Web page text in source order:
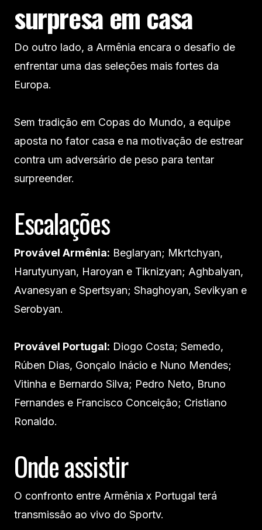
surpresa em casa
Do outro lado, a Armênia encara o desafio de
enfrentar uma das seleções mais fortes da
Europa.
Sem tradição em Copas do Mundo, a equipe
aposta no fator casa e na motivação de estrear
contra um adversário de peso para tentar
surpreender.
Escalações
Provável Armênia: Beglaryan; Mkrtchyan,
Harutyunyan, Haroyan e Tiknizyan; Aghbalyan,
Avanesyan e Spertsyan; Shaghoyan, Sevikyan e
Serobyan.
Provável Portugal: Diogo Costa; Semedo,
Rúben Dias, Gonçalo Inácio e Nuno Mendes;
Vitinha e Bernardo Silva; Pedro Neto, Bruno
Fernandes e Francisco Conceição; Cristiano
Ronaldo.
Onde assistir
O confronto entre Armênia x Portugal terá
transmissão ao vivo do Sportv.